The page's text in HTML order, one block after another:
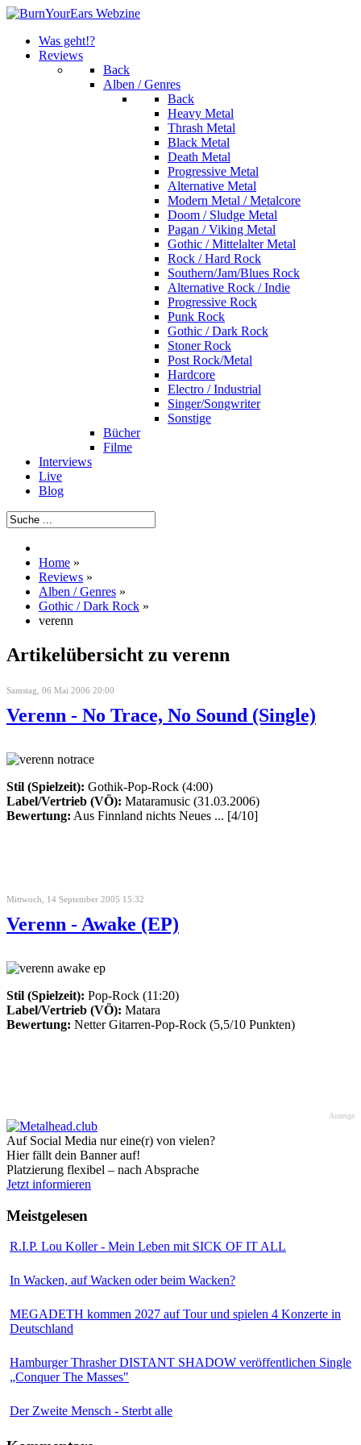
Was geht!?
Reviews
Back
Alben / Genres
Back
Heavy Metal
Thrash Metal
Black Metal
Death Metal
Progressive Metal
Alternative Metal
Modern Metal / Metalcore
Doom / Sludge Metal
Pagan / Viking Metal
Gothic / Mittelalter Metal
Rock / Hard Rock
Southern/Jam/Blues Rock
Alternative Rock / Indie
Progressive Rock
Punk Rock
Gothic / Dark Rock
Stoner Rock
Post Rock/Metal
Hardcore
Electro / Industrial
Singer/Songwriter
Sonstige
Bücher
Filme
Interviews
Live
Blog
Home »
Reviews »
Alben / Genres »
Gothic / Dark Rock »
verenn
Artikelübersicht zu verenn
Samstag, 06 Mai 2006 20:00
Verenn - No Trace, No Sound (Single)
Stil (Spielzeit): Gothik-Pop-Rock (4:00)
Label/Vertrieb (VÖ): Mataramusic (31.03.2006)
Bewertung: Aus Finnland nichts Neues ... [4/10]
Mittwoch, 14 September 2005 15:32
Verenn - Awake (EP)
Stil (Spielzeit): Pop-Rock (11:20)
Label/Vertrieb (VÖ): Matara
Bewertung: Netter Gitarren-Pop-Rock (5,5/10 Punkten)
Anzeige
Auf Social Media nur eine(r) von vielen?
Hier fällt dein Banner auf!
Platzierung flexibel – nach Absprache
Jetzt informieren
Meistgelesen
R.I.P. Lou Koller - Mein Leben mit SICK OF IT ALL
In Wacken, auf Wacken oder beim Wacken?
MEGADETH kommen 2027 auf Tour und spielen 4 Konzerte in
Deutschland
Hamburger Thrasher DISTANT SHADOW veröffentlichen Single
„Conquer The Masses"
Der Zweite Mensch - Sterbt alle